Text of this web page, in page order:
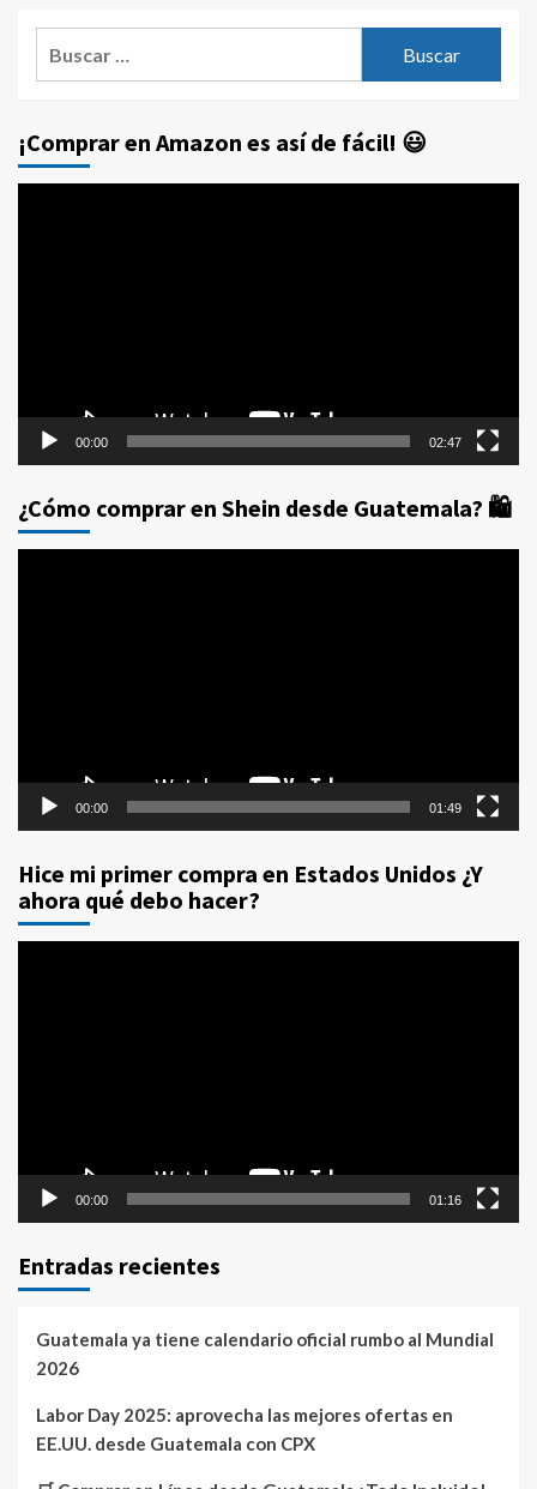
entradas
¡Comprar en Amazon es así de fácil! 😃
00:00 02:47
¿Cómo comprar en Shein desde Guatemala? 🛍️
00:00 01:49
Hice mi primer compra en Estados Unidos ¿Y
ahora qué debo hacer?
00:00 01:16
Entradas recientes
Guatemala ya tiene calendario oficial rumbo al Mundial
2026
Labor Day 2025: aprovecha las mejores ofertas en
EE.UU. desde Guatemala con CPX